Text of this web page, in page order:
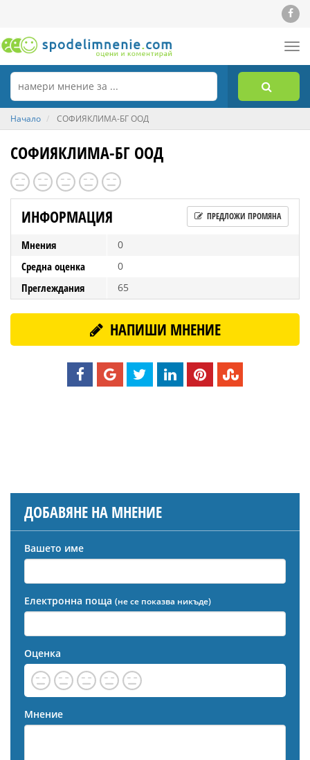
Начало СОФИЯКЛИМА-БГ ООД
СОФИЯКЛИМА-БГ ООД
ИНФОРМАЦИЯ ПРЕДЛОЖИ ПРОМЯНА
Мнения 0
Средна оценка 0
Преглеждания 65
НАПИШИ МНЕНИЕ
ДОБАВЯНЕ НА МНЕНИЕ
Вашето име
Електронна поща (не се показва никъде)
Оценка
Мнение